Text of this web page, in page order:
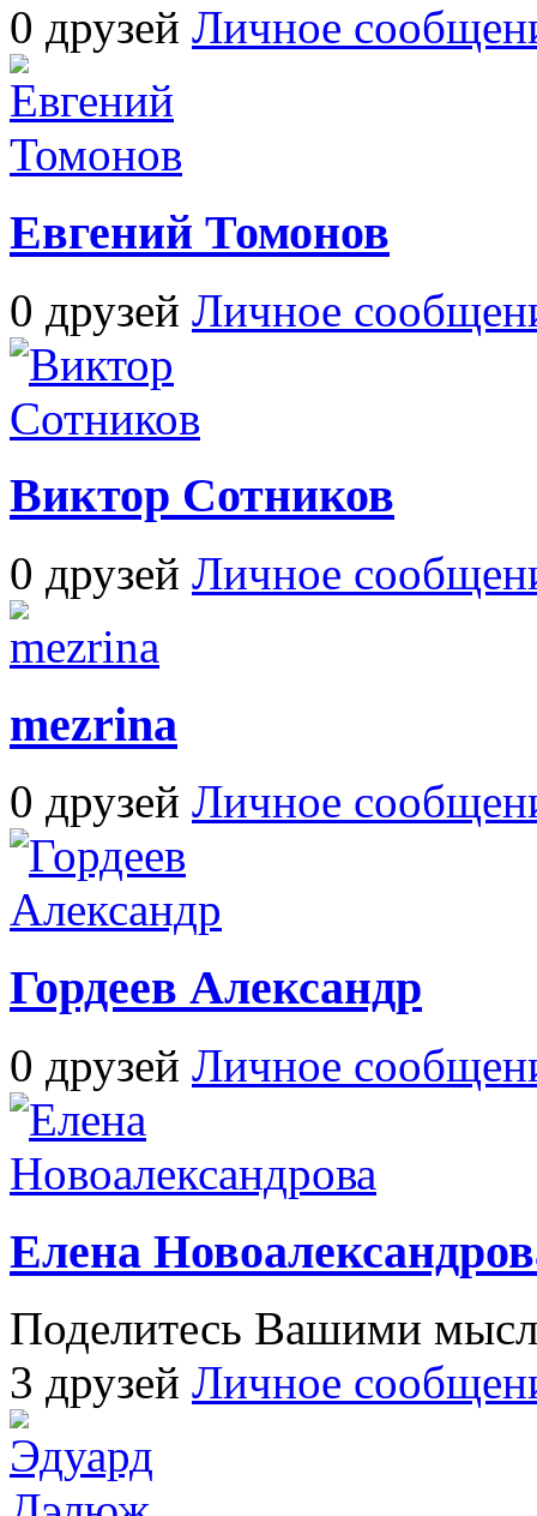
0 друзей Личное
Евгений Томонов
0 друзей Личное
Виктор Сотников
0 друзей Личное
mezrina
0 друзей Личное
Гордеев Александр
0 друзей Личное
Елена
Поделитесь Вашими
3 друзей Личное